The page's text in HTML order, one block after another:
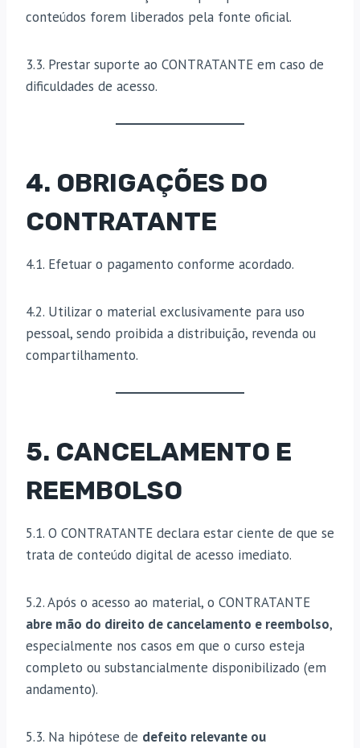
conteúdos forem liberados pela fonte oficial.
3.3. Prestar suporte ao CONTRATANTE em caso de
dificuldades de acesso.
4. OBRIGAÇÕES DO
CONTRATANTE
4.1. Efetuar o pagamento conforme acordado.
4.2. Utilizar o material exclusivamente para uso
pessoal, sendo proibida a distribuição, revenda ou
compartilhamento.
5. CANCELAMENTO E
REEMBOLSO
5.1. O CONTRATANTE declara estar ciente de que se
trata de conteúdo digital de acesso imediato.
5.2. Após o acesso ao material, o CONTRATANTE
abre mão do direito de cancelamento e reembolso,
especialmente nos casos em que o curso esteja
completo ou substancialmente disponibilizado (em
andamento).
5.3. Na hipótese de defeito relevante ou